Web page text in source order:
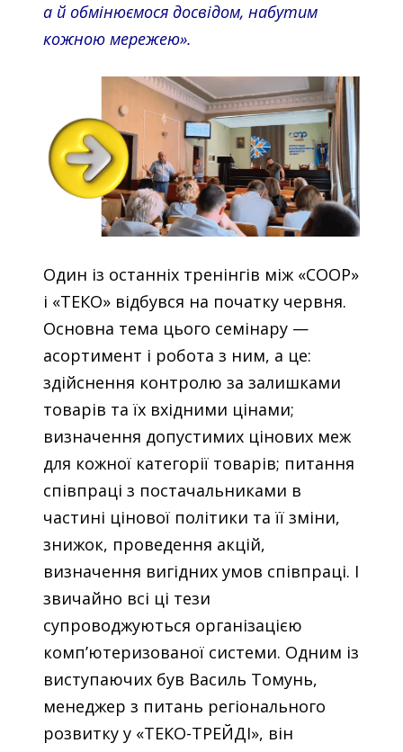
а й обмінюємося досвідом, набутим
кожною мережею».
Один із останніх тренінгів між «COOP»
і «ТЕКО» відбувся на початку червня.
Основна тема цього семінару —
асортимент і робота з ним, а це:
здійснення контролю за залишками
товарів та їх вхідними цінами;
визначення допустимих цінових меж
для кожної категорії товарів; питання
співпраці з постачальниками в
частині цінової політики та її зміни,
знижок, проведення акцій,
визначення вигідних умов співпраці. І
звичайно всі ці тези
супроводжуються організацією
комп’ютеризованої системи. Одним із
виступаючих був Василь Томунь,
менеджер з питань регіонального
розвитку у «ТЕКО-ТРЕЙДІ», він